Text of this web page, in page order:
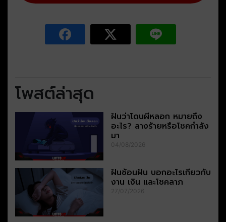
โพสต์ล่าสุด
ฝันว่าโดนผีหลอก หมายถึง
อะไร? ลางร้ายหรือโชคกำลัง
มา
04/08/2026
ฝันซ้อนฝัน บอกอะไรเกี่ยวกับ
งาน เงิน และโชคลาภ
27/07/2026